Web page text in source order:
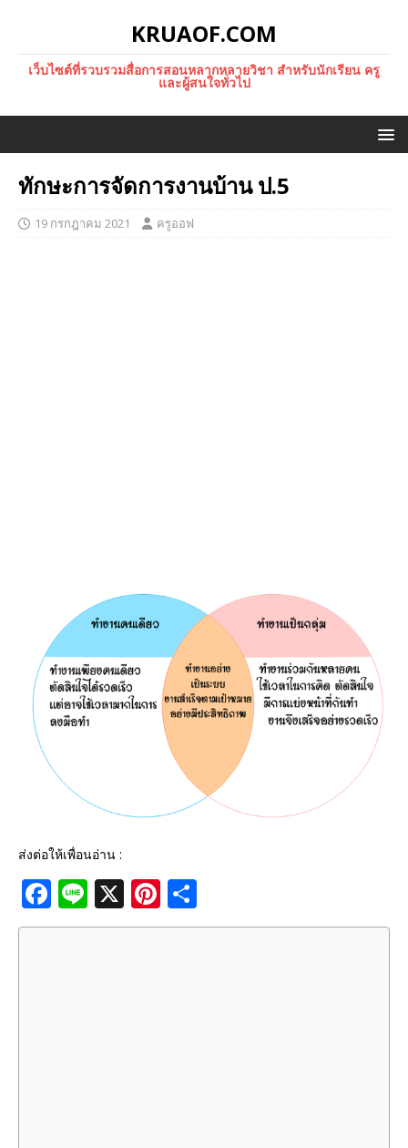
KRUAOF.COM
เว็บไซต์ที่รวบรวมสื่อการสอนหลากหลายวิชา สำหรับนักเรียน ครู
และผู้สนใจทั่วไป
ทักษะการจัดการงานบ้าน ป.5
19 กรกฎาคม 2021 ครูออฟ
ส่งต่อให้เพื่อนอ่าน :
F
a
Li
n
X Pi
n h